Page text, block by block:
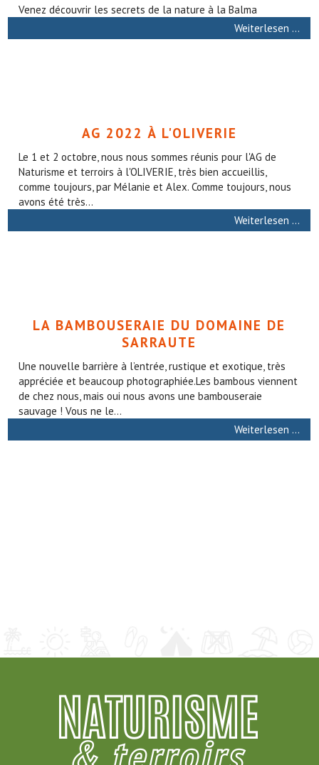
Venez découvrir les secrets de la nature à la Balma
Weiterlesen …
AG 2022 À L'OLIVERIE
Le 1 et 2 octobre, nous nous sommes réunis pour l'AG de
Naturisme et terroirs à l'OLIVERIE, très bien accueillis,
comme toujours, par Mélanie et Alex. Comme toujours, nous
avons été très...
Weiterlesen …
LA BAMBOUSERAIE DU DOMAINE DE
SARRAUTE
Une nouvelle barrière à l’entrée, rustique et exotique, très
appréciée et beaucoup photographiée.Les bambous viennent
de chez nous, mais oui nous avons une bambouseraie
sauvage ! Vous ne le...
Weiterlesen …